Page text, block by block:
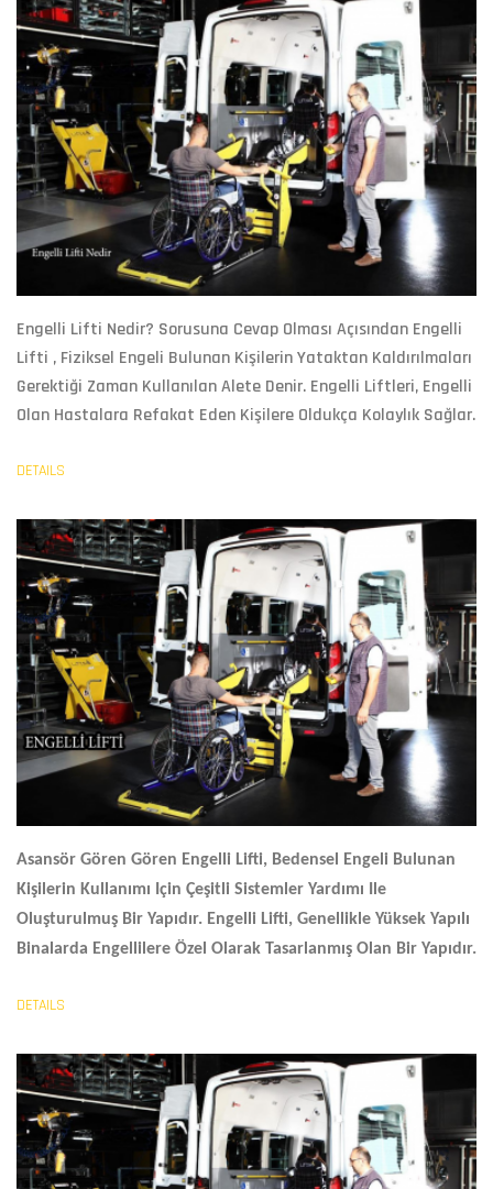
Engelli Lifti Nedir? Sorusuna Cevap Olması Açısından Engelli
Lifti , Fiziksel Engeli Bulunan Kişilerin Yataktan Kaldırılmaları
Gerektiği Zaman Kullanılan Alete Denir. Engelli Liftleri, Engelli
Olan Hastalara Refakat Eden Kişilere Oldukça Kolaylık Sağlar.
DETAILS
Asansör Gören Gören Engelli Lifti, Bedensel Engeli Bulunan
Kişilerin Kullanımı Için Çeşitli Sistemler Yardımı Ile
Oluşturulmuş Bir Yapıdır. Engelli Lifti, Genellikle Yüksek Yapılı
Binalarda Engellilere Özel Olarak Tasarlanmış Olan Bir Yapıdır.
DETAILS